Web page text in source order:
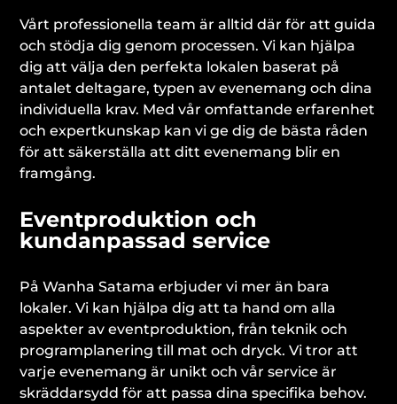
Vårt professionella team är alltid där för att guida
och stödja dig genom processen. Vi kan hjälpa
dig att välja den perfekta lokalen baserat på
antalet deltagare, typen av evenemang och dina
individuella krav. Med vår omfattande erfarenhet
och expertkunskap kan vi ge dig de bästa råden
för att säkerställa att ditt evenemang blir en
framgång.
Eventproduktion och
kundanpassad service
På Wanha Satama erbjuder vi mer än bara
lokaler. Vi kan hjälpa dig att ta hand om alla
aspekter av eventproduktion, från teknik och
programplanering till mat och dryck. Vi tror att
varje evenemang är unikt och vår service är
skräddarsydd för att passa dina specifika behov.